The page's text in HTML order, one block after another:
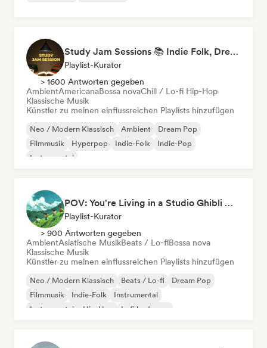
Study Jam Sessions 📚 Indie Folk, Dream Pop & Singer-Songwriter
Playlist-Kurator
> 1600 Antworten gegeben
AmbientAmericanaBossa novaChill / Lo-fi Hip-Hop
Klassische Musik
Künstler zu meinen einflussreichen Playlists hinzufügen
Neo / Modern Klassisch Ambient
Dream Pop
Filmmusik
Hyperpop Indie-Folk
Indie-Pop
Instrumental
POV: You're Living in a Studio Ghibli Movie 🌱 Neo-Classical Piano & Dream Pop
Playlist-Kurator
> 900 Antworten gegeben
AmbientAsiatische MusikBeats / Lo-fiBossa nova
Klassische Musik
Künstler zu meinen einflussreichen Playlists hinzufügen
Neo / Modern Klassisch Beats / Lo-fi
Dream Pop
Filmmusik
Indie-Folk
Instrumental
Instrumentaler Hip-Hop
Lofi bedroom